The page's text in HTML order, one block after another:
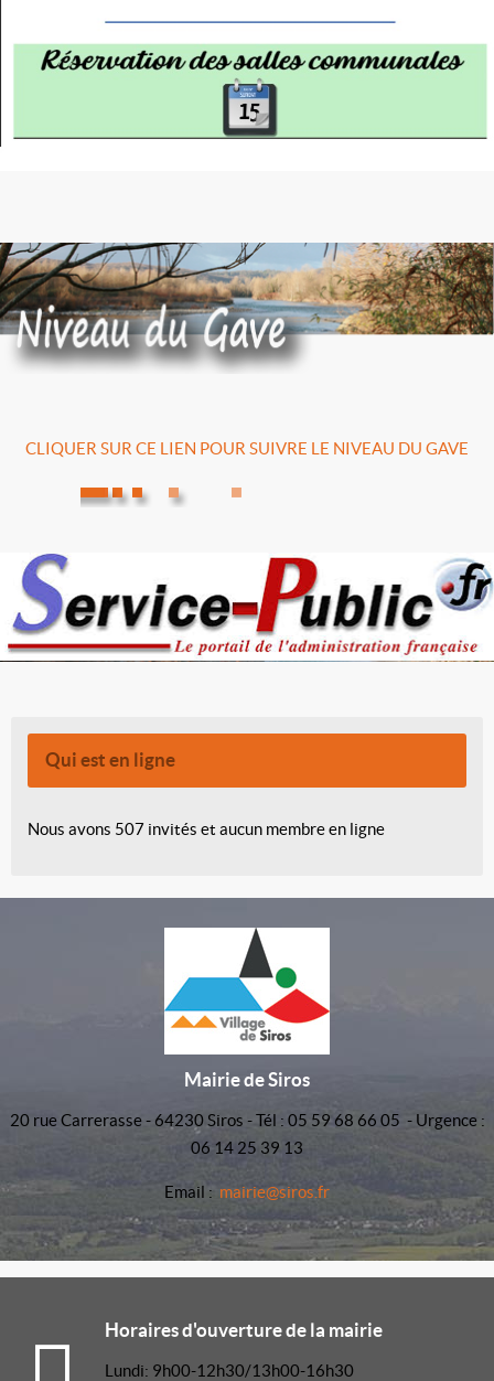
CLIQUER SUR CE LIEN POUR SUIVRE LE NIVEAU DU GAVE
Qui est en ligne
Nous avons 507 invités et aucun membre en ligne
Mairie de Siros
20 rue Carrerasse - 64230 Siros - Tél : 05 59 68 66 05 - Urgence :
06 14 25 39 13
Email : mairie@siros.fr
Horaires d'ouverture de la mairie
Lundi: 9h00-12h30/13h00-16h30